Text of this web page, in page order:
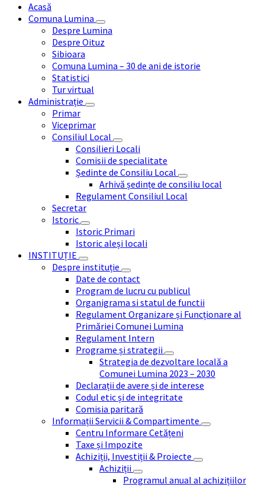
Acasă
Comuna Lumina
Despre Lumina
Despre Oituz
Sibioara
Comuna Lumina – 30 de ani de istorie
Statistici
Tur virtual
Administrație
Primar
Viceprimar
Consiliul Local
Consilieri Locali
Comisii de specialitate
Ședinte de Consiliu Local
Arhivă ședințe de consiliu local
Regulament Consiliul Local
Secretar
Istoric
Istoric Primari
Istoric aleși locali
INSTITUȚIE
Despre instituție
Date de contact
Program de lucru cu publicul
Organigrama si statul de functii
Regulament Organizare și Funcționare al
Primăriei Comunei Lumina
Regulament Intern
Programe și strategii
Strategia de dezvoltare locală a
Comunei Lumina 2023 – 2030
Declarații de avere și de interese
Codul etic și de integritate
Comisia paritară
Informații Servicii & Compartimente
Centru Informare Cetățeni
Taxe și Impozite
Achiziții, Investiții & Proiecte
Achiziții
Programul anual al achizițiilor